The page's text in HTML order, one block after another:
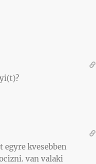
egyre kvesebben
van valaki